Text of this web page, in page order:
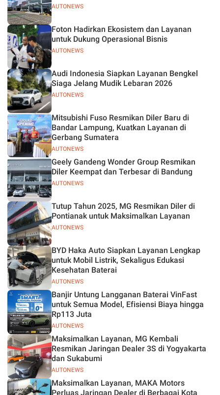
AUTONEWS
AUTONEWS
Foton Hadirkan Ekosistem dan Layanan
untuk Dukung Operasional Bisnis
AUTONEWS
Audi Indonesia Siapkan Layanan Bengkel
Siaga Jelang Mudik Lebaran 2026
AUTONEWS
Mitsubishi Fuso Resmikan Diler Baru di
Bandar Lampung, Kuatkan Layanan di
Gerbang Sumatera
AUTONEWS
Geely Gandeng Wonder Group Resmikan
Diler Keempat dan Terbesar di Bandung
AUTONEWS
Tutup Tahun 2025, MG Resmikan Diler di
Pontianak untuk Maksimalkan Layanan
AUTONEWS
BYD Haka Auto Siapkan Layanan Lengkap
untuk Mobil Listrik, Sekaligus Edukasi
Kesehatan Baterai
AUTONEWS
Banjir Untung Langganan Baterai VinFast
untuk Semua Model, Efisiensi Biaya hingga
Rp113 Juta
AUTONEWS
Maksimalkan Layanan, MG Kembali
Resmikan Jaringan Dealer 3S di Yogyakarta
dan Sukabumi
Maksimalkan Layanan, MAKA Motors
Perluas Jaringan Dealer di Berbagai Kota